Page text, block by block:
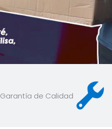
Garantía de Calidad